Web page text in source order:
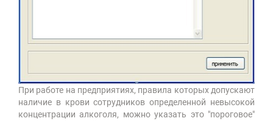
При работе на предприятиях, правила которых допускают
наличие в крови сотрудников определенной невысокой
концентрации алкоголя, можно указать это "пороговое"